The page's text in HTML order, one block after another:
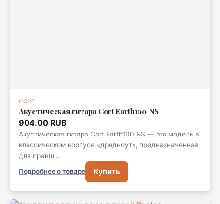
CORT
Акустическая гитара Cort Earth100 NS
904.00 RUB
Акустическая гитара Cort Earth100 NS — это модель в
классическом корпусе «дредноут», предназначенная
для правш…
Подробнее о товаре Купить